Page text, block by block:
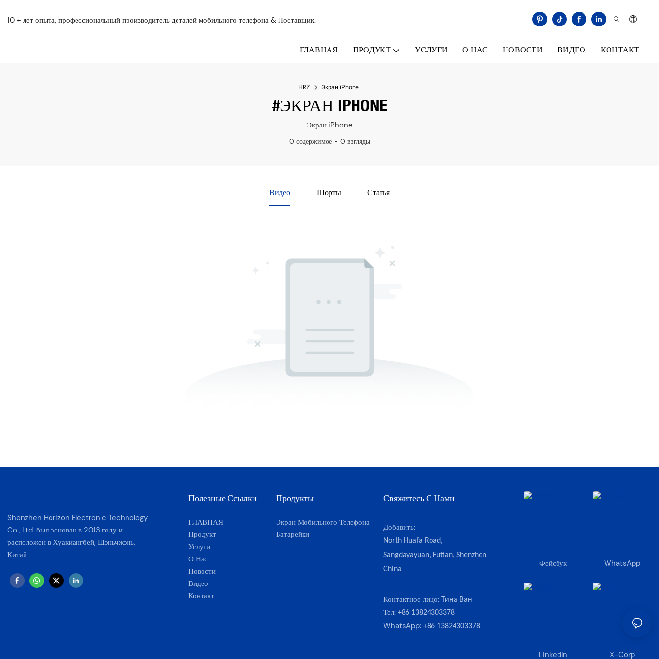
10 + лет опыта, профессиональный производитель деталей мобильного телефона & Поставщик.
ГЛАВНАЯ ПРОДУКТ УСЛУГИ О НАС НОВОСТИ ВИДЕО КОНТАКТ
HRZ Экран iPhone
#ЭКРАН IPHONE
Экран iPhone
0 содержимое 0 взгляды
Видео Шорты Статья
Shenzhen Horizon Electronic Technology
Co., Ltd. был основан в 2013 году и
расположен в Хуакиангбей, Шэньчжэнь,
Китай
Полезные Ссылки
ГЛАВНАЯ
Продукт
Услуги
О Нас
Новости
Видео
Контакт
Продукты
Экран Мобильного Телефона
Батарейки
Свяжитесь С Нами
Добавить:
North Huafa Road,
Sangdayayuan, Futian, Shenzhen
China
Контактное лицо: Тина Ван
Тел: +86 13824303378
WhatsApp: +86 13824303378
Фейсбук WhatsApp
LinkedIn X-Corp